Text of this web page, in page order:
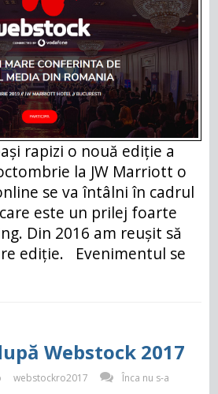
rapizi o nouă ediție a
la JW Marriott o
se va întâlni în cadrul
este un prilej foarte
Din 2016 am reușit să
ediție. Evenimentul se
Webstock 2017
webstockro2017
Înca nu s-a